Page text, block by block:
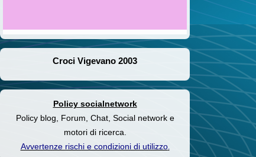
Croci Vigevano 2003
Policy socialnetwork
Policy blog, Forum, Chat, Social network e
motori di ricerca.
Avvertenze rischi e condizioni di utilizzo.